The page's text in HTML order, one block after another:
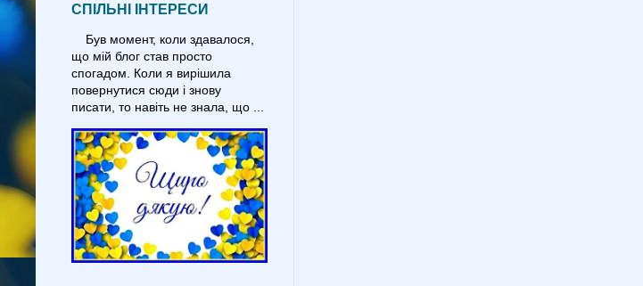
СПІЛЬНІ ІНТЕРЕСИ
Був момент, коли здавалося,
що мій блог став просто
спогадом. Коли я вирішила
повернутися сюди і знову
писати, то навіть не знала, що ...